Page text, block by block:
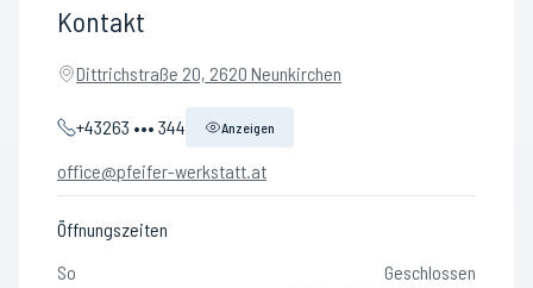
Kontakt
Dittrichstraße 20, 2620 Neunkirchen
+43263 ••• 344 Anzeigen
office@pfeifer-werkstatt.at
Öffnungszeiten
So
Geschlossen